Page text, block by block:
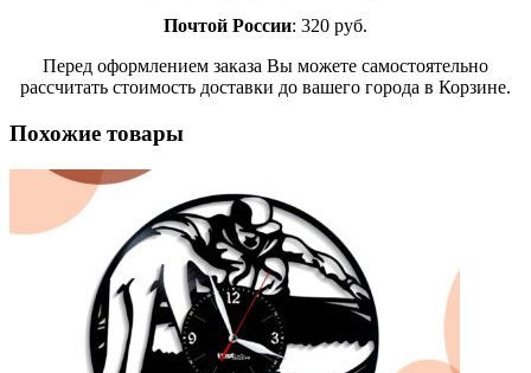
Почтой России: 320 руб.
Перед оформлением заказа Вы можете самостоятельно
рассчитать стоимость доставки до вашего города в Корзине.
Похожие товары